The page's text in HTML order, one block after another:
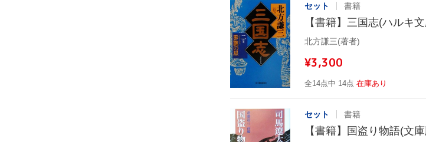
セット 書籍
【書籍】三国志(ハルキ
北方謙三(著者)
¥3,300
全14点中 14点 在庫あり
セット 書籍
【書籍】国盗り物語(文